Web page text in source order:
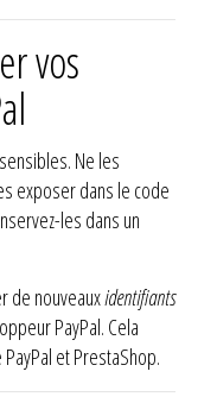
vos
Ne les
exposer dans le code
les dans un
de nouveauxidentifiants
PayPal. Cela
et PrestaShop.